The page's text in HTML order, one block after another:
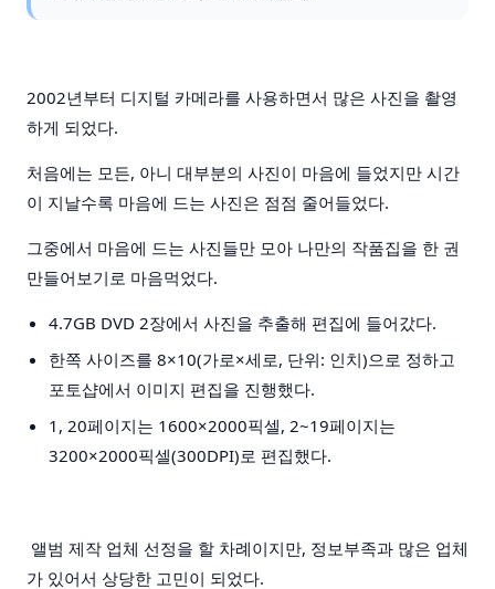
2002년부터 디지털 카메라를 사용하면서 많은 사진을 촬영
하게 되었다.
처음에는 모든, 아니 대부분의 사진이 마음에 들었지만 시간
이 지날수록 마음에 드는 사진은 점점 줄어들었다.
그중에서 마음에 드는 사진들만 모아 나만의 작품집을 한 권
만들어보기로 마음먹었다.
4.7GB DVD 2장에서 사진을 추출해 편집에 들어갔다.
한쪽 사이즈를 8×10(가로×세로, 단위: 인치)으로 정하고
포토샵에서 이미지 편집을 진행했다.
1, 20페이지는 1600×2000픽셀, 2~19페이지는
3200×2000픽셀(300DPI)로 편집했다.
앨범 제작 업체 선정을 할 차례이지만, 정보부족과 많은 업체
가 있어서 상당한 고민이 되었다.